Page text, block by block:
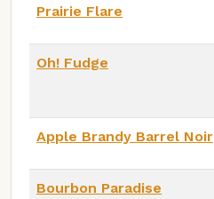
Prairie Flare
Oh! Fudge
Apple Brandy Barrel Noir
Bourbon Paradise